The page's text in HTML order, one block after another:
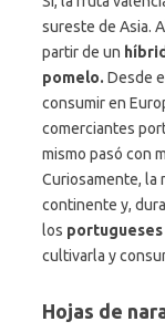
sureste de Asia.
partir de un
pomelo. Desde
consumir en
comerciantes
mismo pasó con
Curiosamente, la
continente y,
los portugueses
cultivarla y
Hojas de